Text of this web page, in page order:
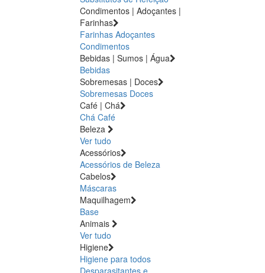
Condimentos | Adoçantes |
Farinhas
Farinhas Adoçantes
Condimentos
Bebidas | Sumos | Água
Bebidas
Sobremesas | Doces
Sobremesas Doces
Café | Chá
Chá Café
Beleza
Ver tudo
Acessórios
Acessórios de Beleza
Cabelos
Máscaras
Maquilhagem
Base
Animais
Ver tudo
Higiene
Higiene para todos
Desparasitantes e